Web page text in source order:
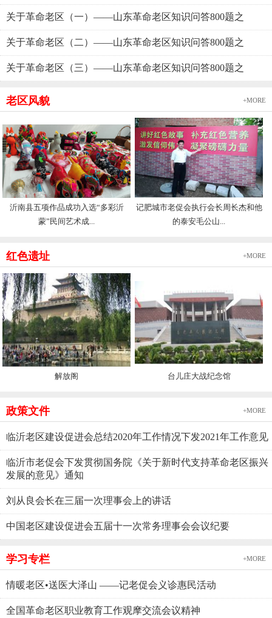
关于革命老区（一）——山东革命老区知识问答800题之
关于革命老区（二）——山东革命老区知识问答800题之
关于革命老区（三）——山东革命老区知识问答800题之
老区风貌 +MORE
沂南县五项作品成功入选“多彩沂
蒙”民间艺术成...
记肥城市老促会执行会长周长杰和他
的泰安毛公山...
红色遗址 +MORE
解放阁 台儿庄大战纪念馆
政策文件 +MORE
临沂老区建设促进会总结2020年工作情况下发2021年工作意见
临沂市老促会下发贯彻国务院《关于新时代支持革命老区振兴
发展的意见》通知
刘从良会长在三届一次理事会上的讲话
中国老区建设促进会五届十一次常务理事会会议纪要
学习专栏 +MORE
情暖老区•送医大泽山 ——记老促会义诊惠民活动
全国革命老区职业教育工作观摩交流会议精神